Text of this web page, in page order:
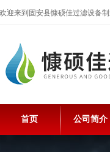
欢迎来到固安县慷硕佳过滤设备制
首页 公司简介